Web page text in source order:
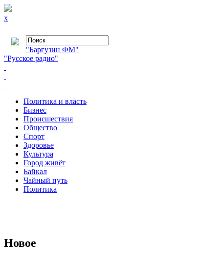
x
"Баргузин ФМ"
"Русское радио"
Политика и власть
Бизнес
Происшествия
Общество
Cпорт
Здоровье
Культура
Город живёт
Байкал
Чайный путь
Политика
Новое